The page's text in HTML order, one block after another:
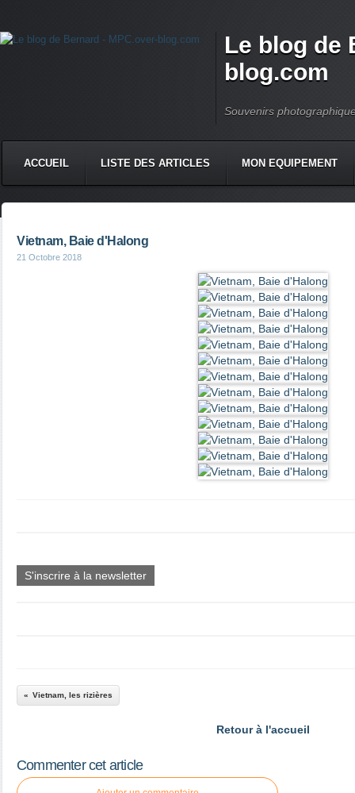
Le blog de
blog.com
Souvenirs
ACCUEIL LISTE DES ARTICLES MON EQUIPEMENT
Vietnam, Baie d'Halong
21 Octobre 2018
S'inscrire à la newsletter
Vietnam, les rizières
Retour à l'accueil
Commenter cet article